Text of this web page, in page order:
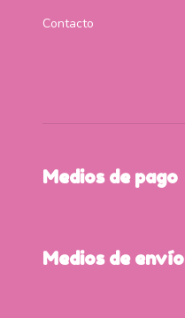
Contacto
Medios de pago
Medios de envío